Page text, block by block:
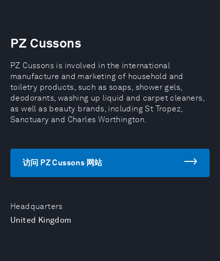
Headquarters
United Kingdom
PZ Cussons
PZ Cussons is involved in the international
manufacture and marketing of household and
toiletry products, such as soaps, shower gels,
deodorants, washing up liquid and carpet cleaners,
as well as beauty brands, including St Tropez,
Sanctuary and Charles Worthington.
访问 PZ Cussons 网站